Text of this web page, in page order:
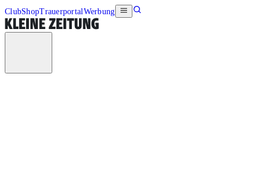
ClubShopTrauerportalWerbung